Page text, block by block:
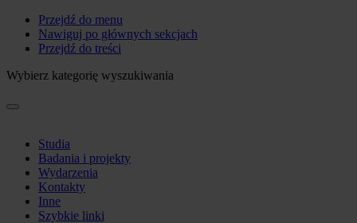
Przejdź do menu
Nawiguj po głównych sekcjach
Przejdź do treści
Wybierz kategorię wyszukiwania
Studia
Badania i projekty
Wydarzenia
Kontakty
Inne
Szybkie linki